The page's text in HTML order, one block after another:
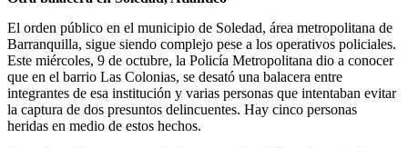
El orden público en el municipio de Soledad, área metropolitana de
Barranquilla, sigue siendo complejo pese a los operativos policiales.
Este miércoles, 9 de octubre, la Policía Metropolitana dio a conocer
que en el barrio Las Colonias, se desató una balacera entre
integrantes de esa institución y varias personas que intentaban evitar
la captura de dos presuntos delincuentes. Hay cinco personas
heridas en medio de estos hechos.